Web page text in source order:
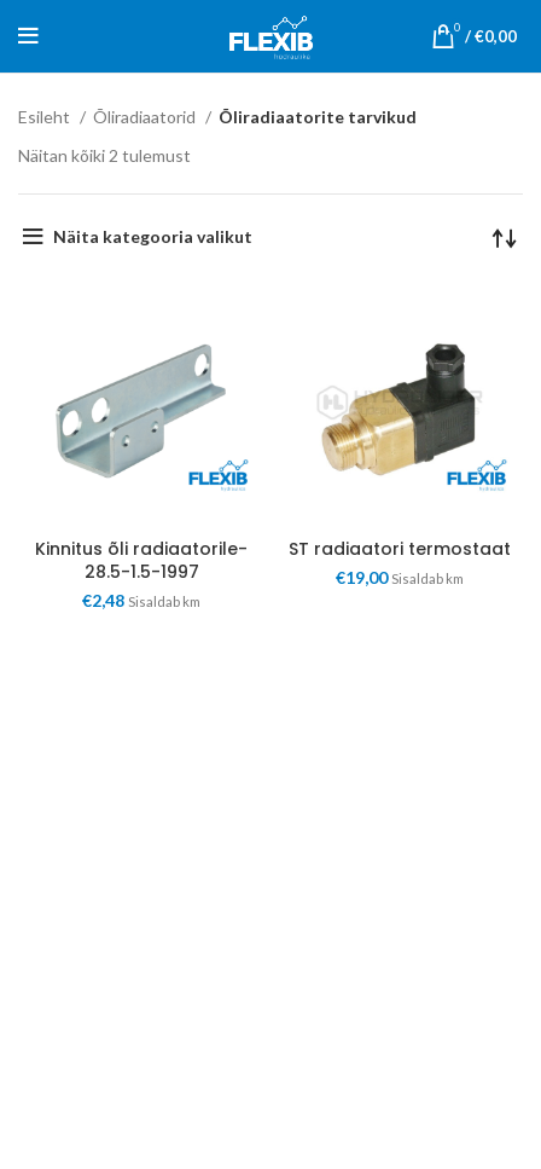
0 /€0,00
Esileht Õliradiaatorid
Õliradiaatorite tarvikud
Näitan kõiki 2 tulemust
Näita kategooria valikut
Kinnitus õli radiaatorile-
28.5-1.5-1997
€2,48 Sisaldab km
ST radiaatori termostaat
€19,00 Sisaldab km